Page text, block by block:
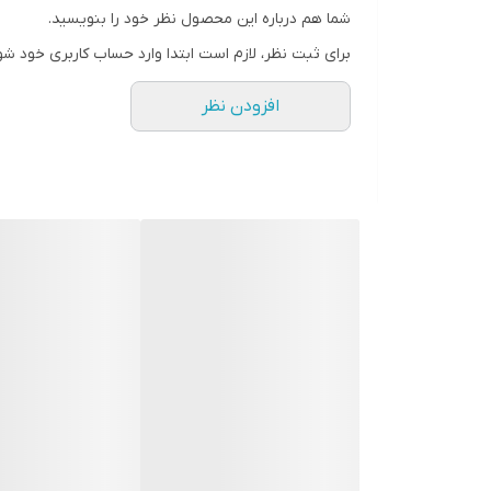
اب گیری بویلر به صورت اتوماتیک
امکان تنضیم دمای بویلر به صورت دستی
دارای دو رنگ سفید-ابی و مشکی - قرمز
سیستم تغذیه برقی
شما هم درباره این محصول نظر خود را بنویسید.
برای ثبت نظر، لازم است ابتدا وارد حساب کاربری خود
افزودن نظر